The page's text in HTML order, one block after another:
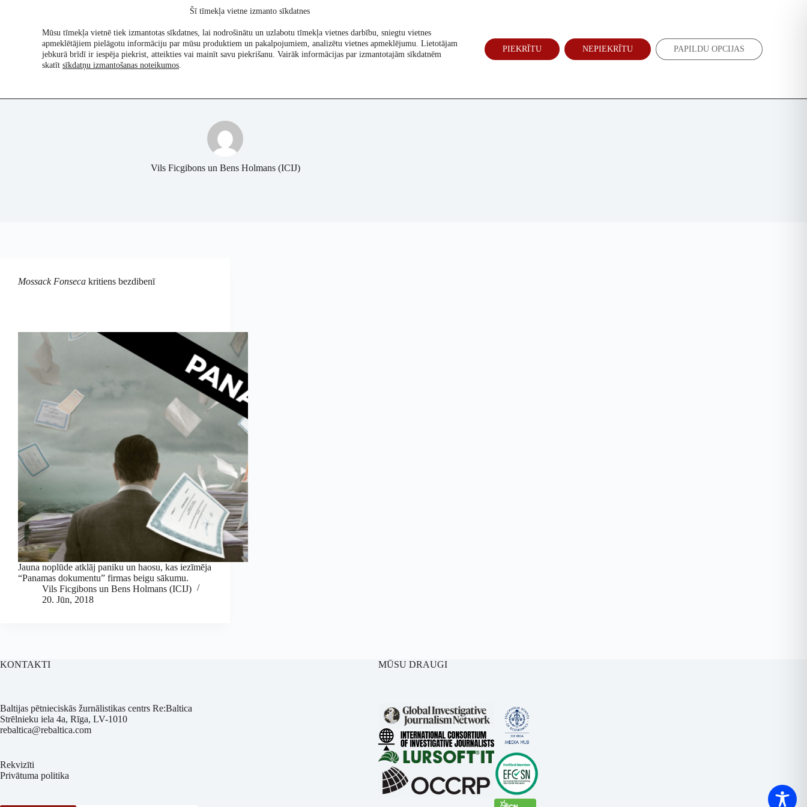
Pētījumi Re:Check Par mums Vēlēšanas 2026 EN RU
Vils Ficgibons un Bens Holmans (ICIJ)
Mossack Fonseca kritiens bezdibenī
Jauna noplūde atklāj paniku un haosu, kas iezīmēja
“Panamas dokumentu” firmas beigu sākumu.
Vils Ficgibons un Bens Holmans (ICIJ)
20. Jūn, 2018
KONTAKTI
Baltijas pētnieciskās žurnālistikas centrs Re:Baltica
Strēlnieku iela 4a, Rīga, LV-1010
rebaltica@rebaltica.com
Rekvizīti
Privātuma politika
MŪSU DRAUGI
Šī tīmekļa vietne izmanto sīkdatnes
Mūsu tīmekļa vietnē tiek izmantotas sīkdatnes, lai nodrošinātu un uzlabotu tīmekļa vietnes darbību, sniegtu vietnes
apmeklētājiem pielāgotu informāciju par mūsu produktiem un pakalpojumiem, analizētu vietnes apmeklējumu. Lietotājam
jebkurā brīdī ir iespēja piekrist, atteikties vai mainīt savu piekrišanu. Vairāk informācijas par izmantotajām sīkdatnēm
skatīt sīkdatņu izmantošanas noteikumos.
PIEKRĪTU NEPIEKRĪTU PAPILDU OPCIJAS